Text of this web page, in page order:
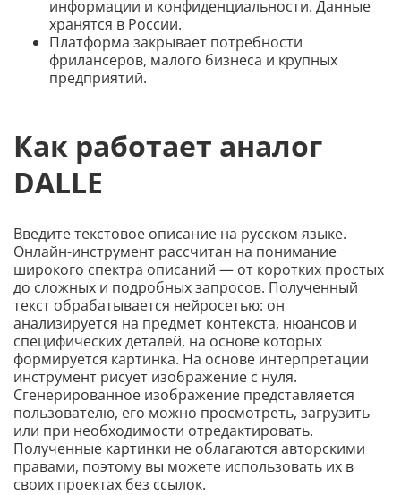
информации и конфиденциальности. Данные
хранятся в России.
Платформа закрывает потребности
фрилансеров, малого бизнеса и крупных
предприятий.
Как работает аналог
DALLE
Введите текстовое описание на русском языке.
Онлайн-инструмент рассчитан на понимание
широкого спектра описаний — от коротких простых
до сложных и подробных запросов. Полученный
текст обрабатывается нейросетью: он
анализируется на предмет контекста, нюансов и
специфических деталей, на основе которых
формируется картинка. На основе интерпретации
инструмент рисует изображение с нуля.
Сгенерированное изображение представляется
пользователю, его можно просмотреть, загрузить
или при необходимости отредактировать.
Полученные картинки не облагаются авторскими
правами, поэтому вы можете использовать их в
своих проектах без ссылок.